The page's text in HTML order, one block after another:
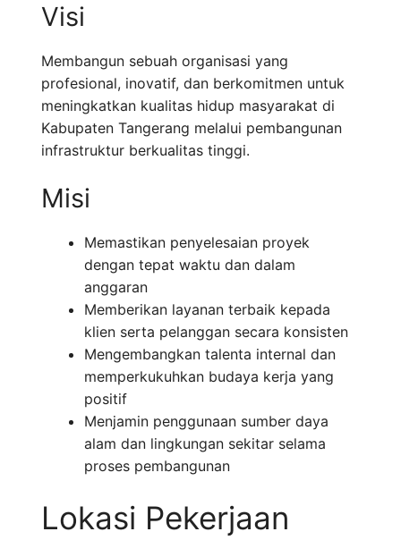
Visi
Membangun sebuah organisasi yang
profesional, inovatif, dan berkomitmen untuk
meningkatkan kualitas hidup masyarakat di
Kabupaten Tangerang melalui pembangunan
infrastruktur berkualitas tinggi.
Misi
Memastikan penyelesaian proyek
dengan tepat waktu dan dalam
anggaran
Memberikan layanan terbaik kepada
klien serta pelanggan secara konsisten
Mengembangkan talenta internal dan
memperkukuhkan budaya kerja yang
positif
Menjamin penggunaan sumber daya
alam dan lingkungan sekitar selama
proses pembangunan
Lokasi Pekerjaan